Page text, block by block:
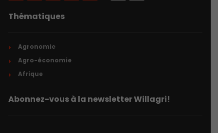
Thématiques
Agronomie
Agro-économie
Afrique
Abonnez-vous à la newsletter Willagri!